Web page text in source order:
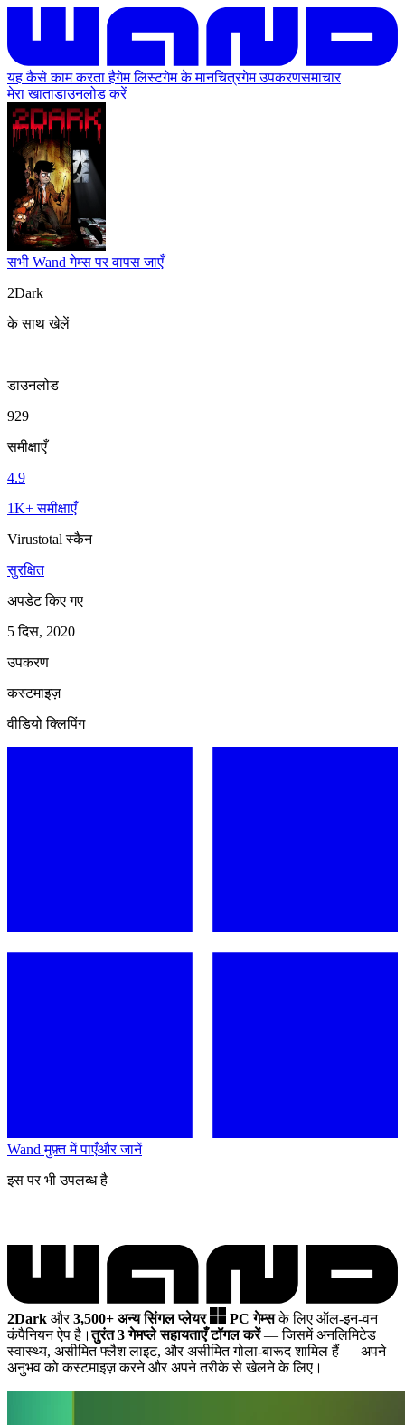
यह कैसे काम करता हैगेम लिस्टगेम के मानचित्रगेम उपकरणसमाचार
मेरा खाताडाउनलोड करें
सभी Wand गेम्स पर वापस जाएँ
2Dark
के साथ खेलें
डाउनलोड
929
समीक्षाएँ
4.9
1K+ समीक्षाएँ
Virustotal स्कैन
सुरक्षित
अपडेट किए गए
5 दिस, 2020
उपकरण
कस्टमाइज़
वीडियो क्लिपिंग
Wand मुफ़्त में पाएँऔर जानें
इस पर भी उपलब्ध है
2Dark और3,500+ अन्य सिंगल प्लेयर PC गेम्सके लिए ऑल-इन-वन
कंपैनियन ऐप है।तुरंत 3 गेमप्ले सहायताएँ टॉगल करें— जिसमें अनलिमिटेड
स्वास्थ्य, असीमित फ्लैश लाइट, और असीमित गोला-बारूद शामिल हैं — अपने
अनुभव को कस्टमाइज़ करने और अपने तरीके से खेलने के लिए।